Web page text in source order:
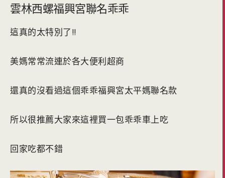
雲林西螺福興宮聯名乖乖
這真的太特別了!!
美媽常常流連於各大便利超商
還真的沒看過這個乖乖福興宮太平媽聯名款
所以很推薦大家來這裡買一包乖乖車上吃
回家吃都不錯